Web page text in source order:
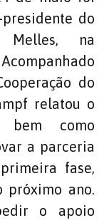
do
Melles, na
do
relatou o
bem como
a parceria
fase,
próximo ano.
o apoio